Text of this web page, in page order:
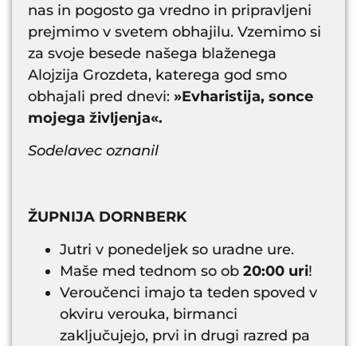
nas in pogosto ga vredno in pripravljeni
prejmimo v svetem obhajilu. Vzemimo si
za svoje besede našega blaženega
Alojzija Grozdeta, katerega god smo
obhajali pred dnevi: »Evharistija, sonce
mojega življenja«.
Sodelavec oznanil
ŽUPNIJA DORNBERK
Jutri v ponedeljek so uradne ure.
Maše med tednom so ob 20:00 uri!
Veroučenci imajo ta teden spoved v
okviru verouka, birmanci
zaključujejo, prvi in drugi razred pa